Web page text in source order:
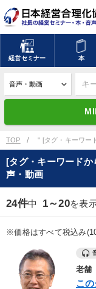
経営セミナー 本
キーワードを入
デジタル版対応
mic 講演収録物を
全国経営者セミナー講
ます
優秀各社の智恵と戦
TOP " [タグ・キーワー
[タグ・キーワード
声・動画
24件中 1～20を表
※価格はすべて税込み
老舗
こ